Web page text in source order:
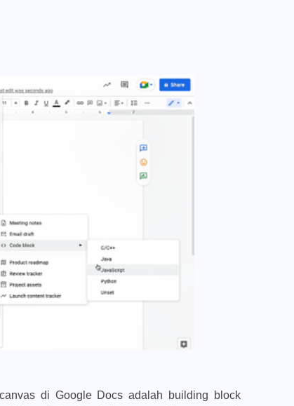
di Google Docs adalah building block